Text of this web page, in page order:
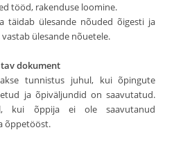
tööd, rakenduse loomine.
täidab ülesande nõuded õigesti ja
ülesande nõuetele.
dokument
tunnistus juhul, kui õpingute
ja õpiväljundid on saavutatud.
kui õppija ei ole saavutanud
õppetööst.